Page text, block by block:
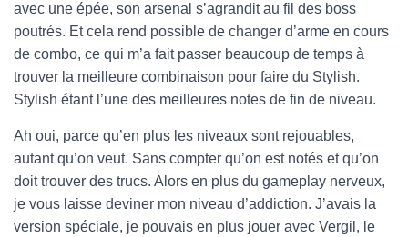
avec une épée, son arsenal s’agrandit au fil des boss
poutrés. Et cela rend possible de changer d’arme en cours
de combo, ce qui m’a fait passer beaucoup de temps à
trouver la meilleure combinaison pour faire du Stylish.
Stylish étant l’une des meilleures notes de fin de niveau.
Ah oui, parce qu’en plus les niveaux sont rejouables,
autant qu’on veut. Sans compter qu’on est notés et qu’on
doit trouver des trucs. Alors en plus du gameplay nerveux,
je vous laisse deviner mon niveau d’addiction. J’avais la
version spéciale, je pouvais en plus jouer avec Vergil, le